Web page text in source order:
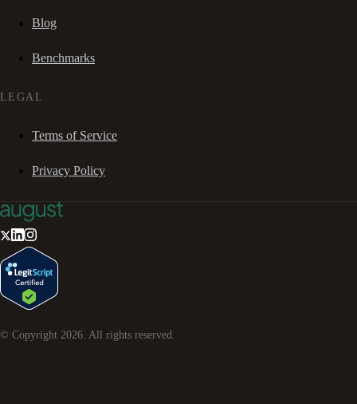
Blog
Benchmarks
LEGAL
Terms of Service
Privacy Policy
© Copyright 2026 . All rights reserved.